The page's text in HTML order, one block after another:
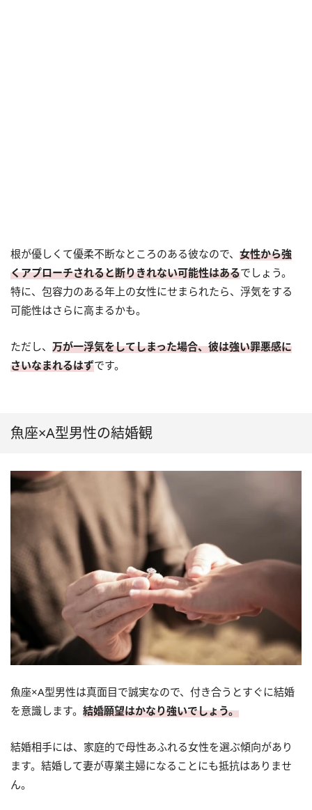
根が優しくて優柔不断なところのある彼なので、 女性から強
くアプローチされると断りきれない可能性はあるでしょう。
特に、包容力のある年上の女性にせまられたら、浮気をする
可能性はさらに高まるかも。
ただし、 万が一浮気をしてしまった場合、彼は強い罪悪感に
さいなまれるはずです。
魚座×A型男性の結婚観
魚座×A型男性は真面目で誠実なので、付き合うとすぐに結婚
を意識します。 結婚願望はかなり強いでしょう。
結婚相手には、家庭的で母性あふれる女性を選ぶ傾向があり
ます。結婚して妻が専業主婦になることにも抵抗はありませ
ん。